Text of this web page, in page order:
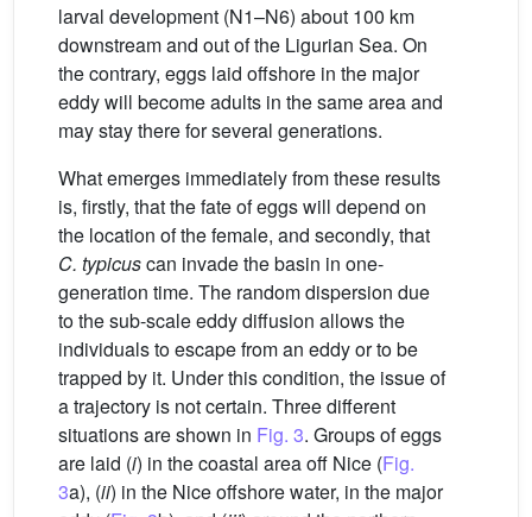
larval development (N1–N6) about 100 km
downstream and out of the Ligurian Sea. On
the contrary, eggs laid offshore in the major
eddy will become adults in the same area and
may stay there for several generations.
What emerges immediately from these results
is, firstly, that the fate of eggs will depend on
the location of the female, and secondly, that
C. typicuscan invade the basin in one-
generation time. The random dispersion due
to the sub-scale eddy diffusion allows the
individuals to escape from an eddy or to be
trapped by it. Under this condition, the issue of
a trajectory is not certain. Three different
situations are shown in Fig. 3. Groups of eggs
are laid (i) in the coastal area off Nice (Fig.
3a), (ii) in the Nice offshore water, in the major